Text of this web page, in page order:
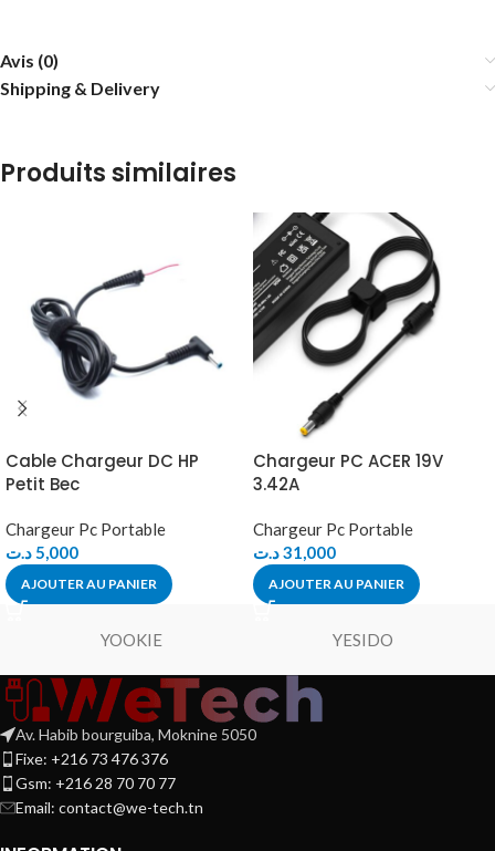
Avis (0)
Shipping & Delivery
Produits similaires
Cable Chargeur DC HP
Petit Bec
Chargeur Pc Portable
5,000د.ت
AJOUTER AU PANIER
Chargeur PC ACER 19V
3.42A
Chargeur Pc Portable
31,000د.ت
AJOUTER AU PANIER
YOOKIE YESIDO
Av. Habib bourguiba, Moknine 5050
Fixe: +216 73 476 376
Gsm: +216 28 70 70 77
Email: contact@we-tech.tn